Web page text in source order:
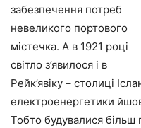
забезпечення потреб
невеликого портового
містечка. А в 1921 році
світло з’явилося і в
Рейк’явіку – столиці
електроенергетики
Тобто будувалися більш